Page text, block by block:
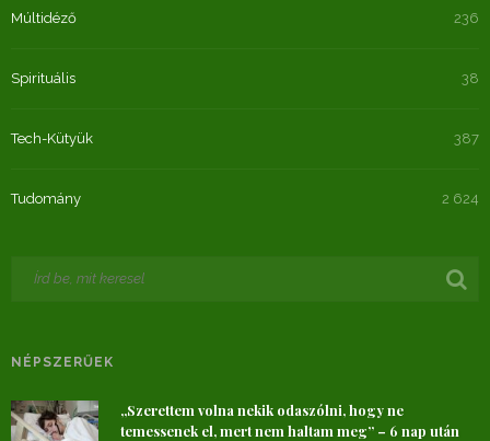
Múltidéző 236
Spirituális 38
Tech-Kütyük 387
Tudomány 2 624
NÉPSZERŰEK
„Szerettem volna nekik odaszólni, hogy ne
temessenek el, mert nem haltam meg” – 6 nap után